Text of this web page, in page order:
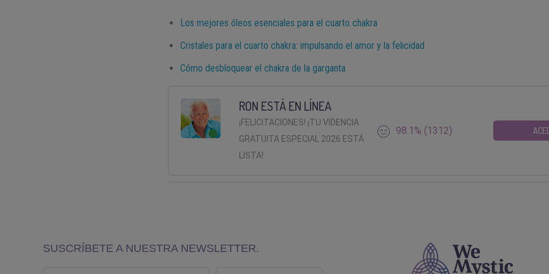
Los mejores óleos esenciales para el cuarto chakra
Cristales para el cuarto chakra: impulsando el amor y la felicidad
Cómo desbloquear el chakra de la garganta
RON ESTÁ EN LÍNEA
¡FELICITACIONES! ¡TU VIDENCIA
GRATUITA ESPECIAL 2026 ESTÁ
LISTA!
98.1% (1312)